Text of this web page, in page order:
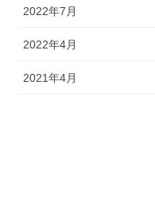
2022年7月
2022年4月
2021年4月